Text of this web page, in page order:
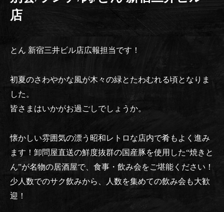
店
とん 新宿三井ビル店広報担当です！
初夏のさわやかな風が木々の緑とたわむれる頃となりま
した。
皆さまはいかがお過ごしでしょうか。
懐かしい雰囲気の漂う昭和レトロな店内で肴もよく進み
ます！卸問屋直送の鮮度抜群の国産豚を使用した“焼きと
ん”が名物の居酒屋で、食事・飲み会をご堪能ください！
少人数でのサク飲みから、人数を集めての飲み会も大歓
迎！